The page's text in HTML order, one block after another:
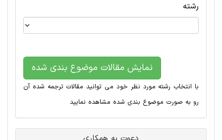
رشته
نمایش مقالات موضوع بندی شده
با انتخاب رشته مورد نظر خود می توانید مقالات ترجمه شده آن
رو به صورت موضوع بندی شده مشاهده نمایید